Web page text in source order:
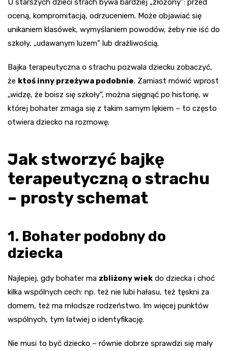
U starszych dzieci strach bywa bardziej „złożony”: przed
oceną, kompromitacją, odrzuceniem. Może objawiać się
unikaniem klasówek, wymyślaniem powodów, żeby nie iść do
szkoły, „udawanym luzem” lub drażliwością.
Bajka terapeutyczna o strachu pozwala dziecku zobaczyć,
że ktoś inny przeżywa podobnie. Zamiast mówić wprost
„widzę, że boisz się szkoły”, można sięgnąć po historię, w
której bohater zmaga się z takim samym lękiem – to często
otwiera dziecko na rozmowę.
Jak stworzyć bajkę
terapeutyczną o strachu
– prosty schemat
1. Bohater podobny do
dziecka
Najlepiej, gdy bohater ma zbliżony wiek do dziecka i choć
kilka wspólnych cech: np. też nie lubi hałasu, też tęskni za
domem, też ma młodsze rodzeństwo. Im więcej punktów
wspólnych, tym łatwiej o identyfikację.
Nie musi to być dziecko – równie dobrze sprawdzi się mały